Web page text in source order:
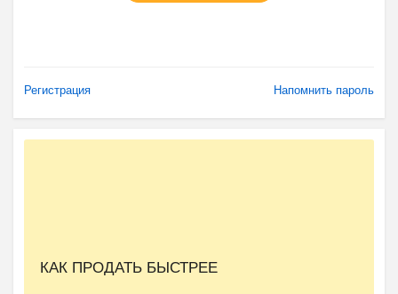
Регистрация Напомнить пароль
КАК ПРОДАТЬ БЫСТРЕЕ